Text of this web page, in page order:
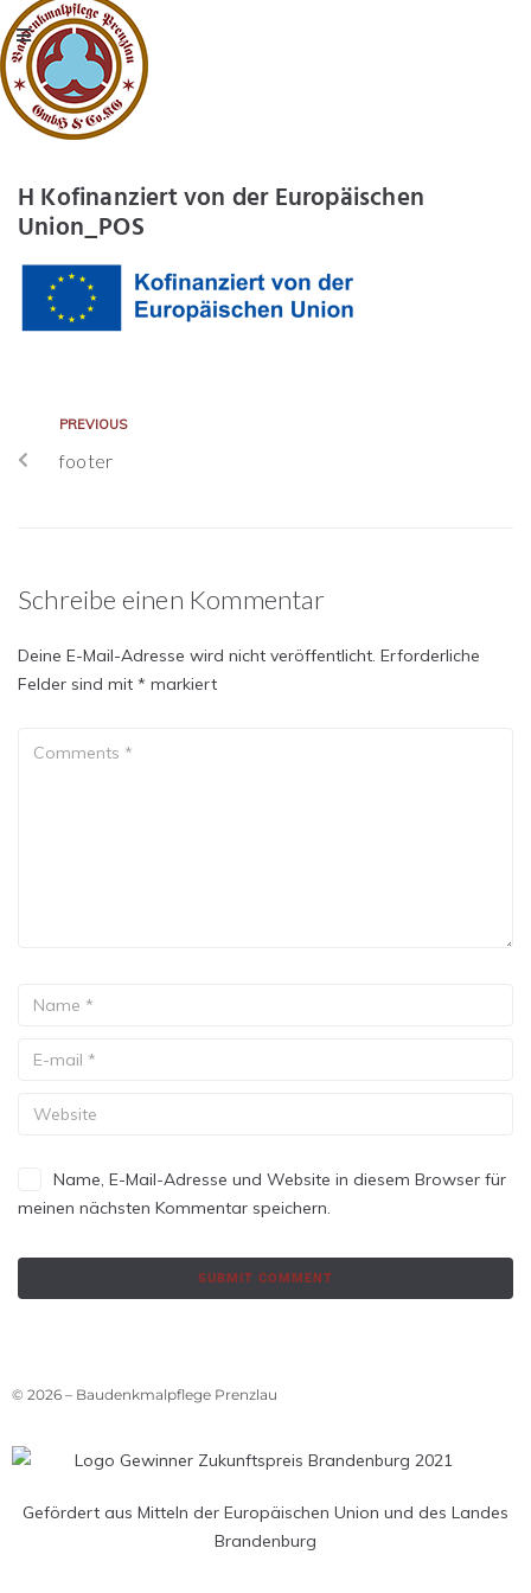
H Kofinanziert von der Europäischen
Union_POS
PREVIOUS
footer
Schreibe einen Kommentar
Deine E-Mail-Adresse wird nicht veröffentlicht. Erforderliche
Felder sind mit * markiert
Name, E-Mail-Adresse und Website in diesem Browser für
meinen nächsten Kommentar speichern.
© 2026 – Baudenkmalpflege Prenzlau
Gefördert aus Mitteln der Europäischen Union und des Landes
Brandenburg